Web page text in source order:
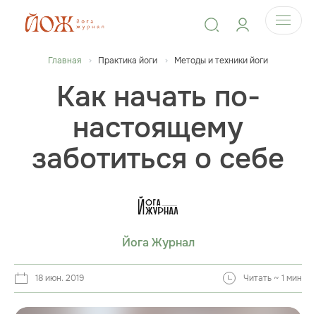
Главная Практика йоги Методы и техники йоги
Как начать по-
настоящему
заботиться о себе
Йога Журнал
18 июн. 2019 Читать ~ 1 мин